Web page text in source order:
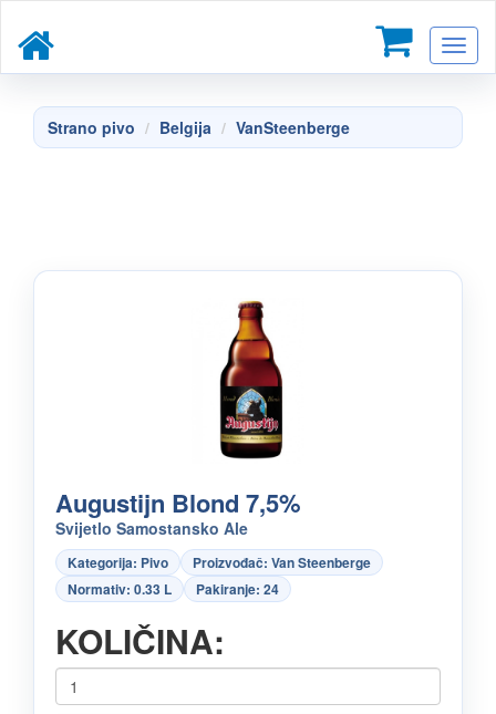
Strano pivo Belgija VanSteenberge
Augustijn Blond 7,5%
Svijetlo Samostansko Ale
Kategorija: Pivo
Proizvođač: Van Steenberge
Normativ: 0.33 L
Pakiranje: 24
KOLIČINA: